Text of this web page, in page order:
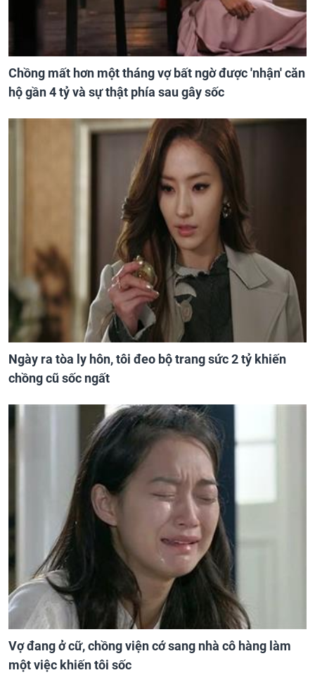
Chồng mất hơn một tháng vợ bất ngờ được 'nhận' căn
hộ gần 4 tỷ và sự thật phía sau gây sốc
Ngày ra tòa ly hôn, tôi đeo bộ trang sức 2 tỷ khiến
chồng cũ sốc ngất
Vợ đang ở cữ, chồng viện cớ sang nhà cô hàng làm
một việc khiến tôi sốc